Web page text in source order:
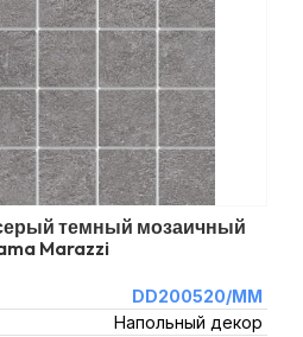
темный мозаичный
Marazzi
DD200520/MM
Напольный декор